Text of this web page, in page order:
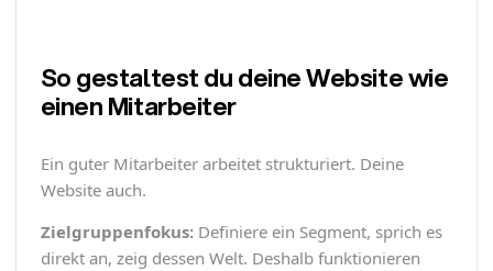
So gestaltest du deine Website wie
einen Mitarbeiter
Ein guter Mitarbeiter arbeitet strukturiert. Deine
Website auch.
Zielgruppenfokus:Definiere ein Segment, sprich es
direkt an, zeig dessen Welt. Deshalb funktionieren